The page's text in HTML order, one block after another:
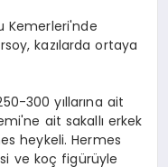
Kemerleri'nde
kazılarda ortaya
300 yıllarına ait
ait sakallı erkek
heykeli. Hermes
ve koç figürüyle